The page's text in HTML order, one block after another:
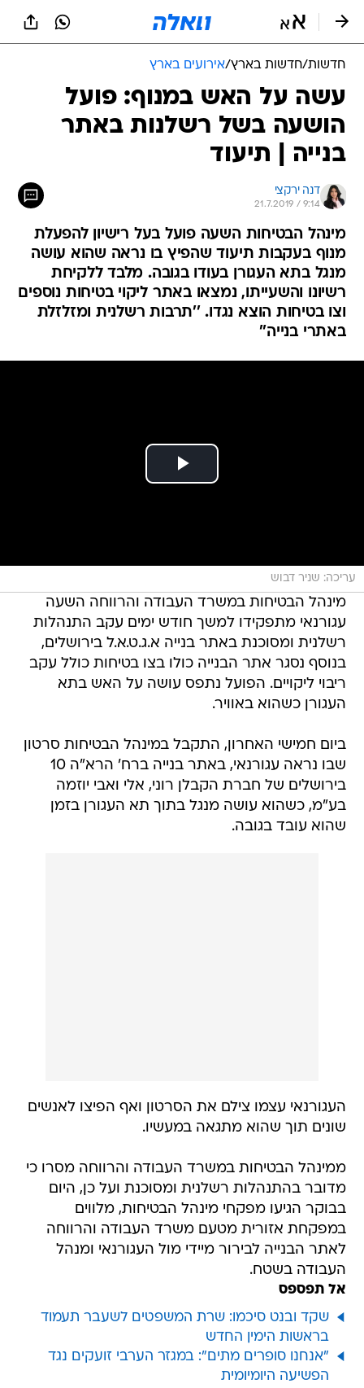
חדשות/חדשות בארץ/אירועים בארץ
עשה על האש במנוף: פועל
הושעה בשל רשלנות באתר
בנייה | תיעוד
דנה ירקצי
21.7.2019 / 9:14
מינהל הבטיחות השעה פועל בעל רישיון להפעלת
מנוף בעקבות תיעוד שהפיץ בו נראה שהוא עושה
מנגל בתא העגורן בעודו בגובה. מלבד ללקיחת
רשיונו והשעייתו, נמצאו באתר ליקוי בטיחות נוספים
וצו בטיחות הוצא נגדו. ''תרבות רשלנית ומזלזלת
באתרי בנייה''
עריכה: שניר דבוש
מינהל הבטיחות במשרד העבודה והרווחה השעה
עגורנאי מתפקידו למשך חודש ימים עקב התנהלות
רשלנית ומסוכנת באתר בנייה א.ג.ט.א.ל בירושלים,
בנוסף נסגר אתר הבנייה כולו בצו בטיחות כולל עקב
ריבוי ליקויים. הפועל נתפס עושה על האש בתא
העגורן כשהוא באוויר.
ביום חמישי האחרון, התקבל במינהל הבטיחות סרטון
שבו נראה עגורנאי, באתר בנייה ברח' הרא"ה 10
בירושלים של חברת הקבלן רוני, אלי ואבי יוזמה
בע"מ, כשהוא עושה מנגל בתוך תא העגורן בזמן
שהוא עובד בגובה.
העגורנאי עצמו צילם את הסרטון ואף הפיצו לאנשים
שונים תוך שהוא מתגאה במעשיו.
ממינהל הבטיחות במשרד העבודה והרווחה מסרו כי
מדובר בהתנהלות רשלנית ומסוכנת ועל כן, היום
בבוקר הגיעו מפקחי מינהל הבטיחות, מלווים
במפקחת אזורית מטעם משרד העבודה והרווחה
לאתר הבנייה לבירור מיידי מול העגורנאי ומנהל
העבודה בשטח.
אל תפספס
שקד ובנט סיכמו: שרת המשפטים לשעבר תעמוד
בראשות הימין החדש
"אנחנו סופרים מתים": במגזר הערבי זועקים נגד
הפשיעה היומיומית